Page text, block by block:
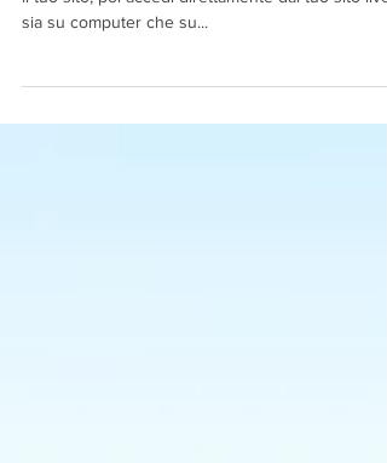
Gestire il tuo blog è facile! Per prima cosa
il tuo sito, poi accedi direttamente dal tuo sito live